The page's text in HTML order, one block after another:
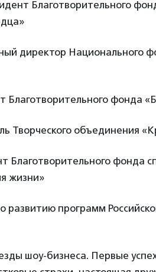
Благотворительного
директор Национального
Благотворительного фонда
Творческого объединения
Благотворительного фонда
жизни»
развитию программ
шоу-бизнеса. Первые